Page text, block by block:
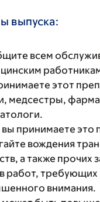
выпуска:
всем
этот
медсестры,
принимаете это
вождения
а также прочих
работ, требующих
внимания.